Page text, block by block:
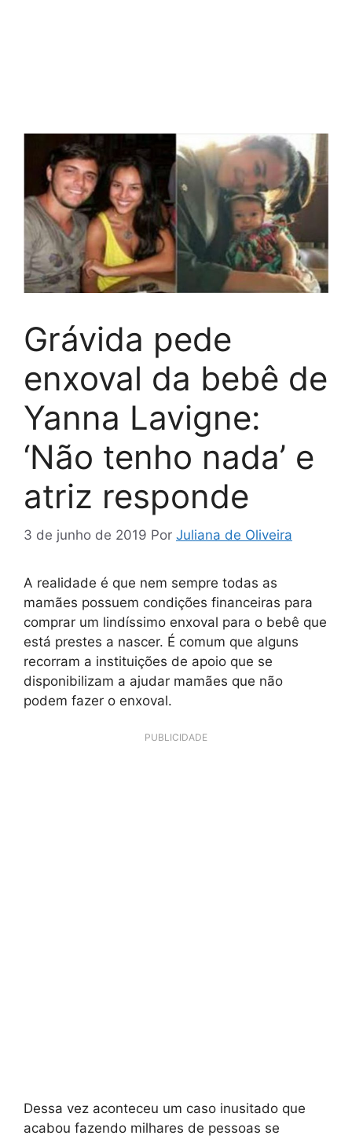
Grávida pede
enxoval da bebê de
Yanna Lavigne:
‘Não tenho nada’ e
atriz responde
3 de junho de 2019 Por Juliana de Oliveira
A realidade é que nem sempre todas as
mamães possuem condições financeiras para
comprar um lindíssimo enxoval para o bebê que
está prestes a nascer. É comum que alguns
recorram a instituições de apoio que se
disponibilizam a ajudar mamães que não
podem fazer o enxoval.
PUBLICIDADE
Dessa vez aconteceu um caso inusitado que
acabou fazendo milhares de pessoas se